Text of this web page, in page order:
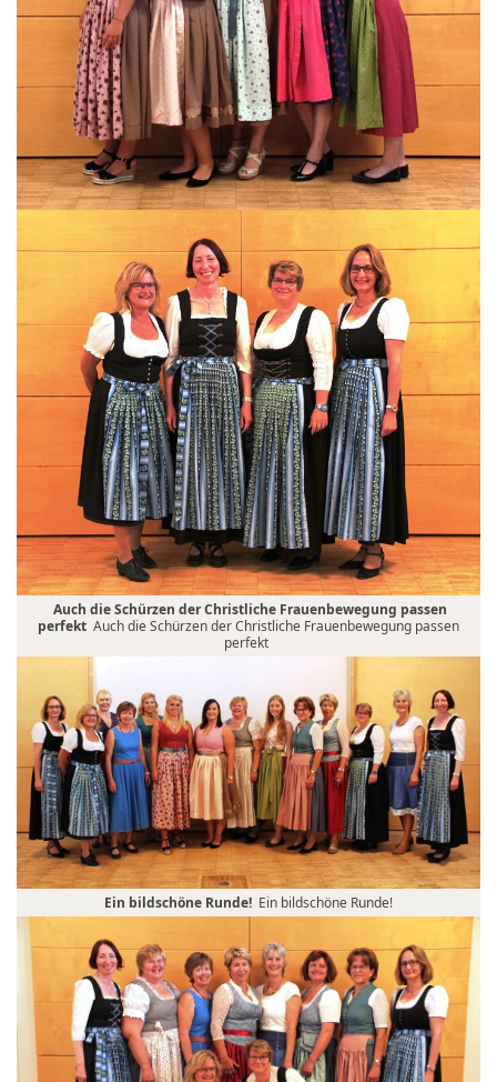
Auch die Schürzen der Christliche Frauenbewegung passen
perfekt Auch die Schürzen der Christliche Frauenbewegung passen
perfekt
Ein bildschöne Runde! Ein bildschöne Runde!